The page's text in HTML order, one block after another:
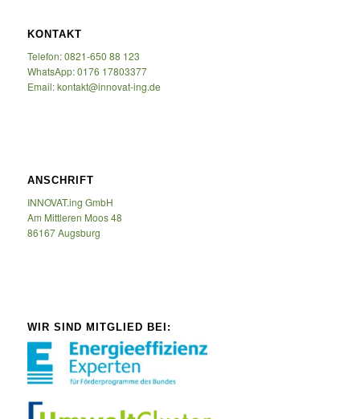
KONTAKT
Telefon: 0821-650 88 123
WhatsApp: 0176 17803377
Email: kontakt@innovat-ing.de
ANSCHRIFT
INNOVAT.ing GmbH
Am Mittleren Moos 48
86167 Augsburg
WIR SIND MITGLIED BEI: